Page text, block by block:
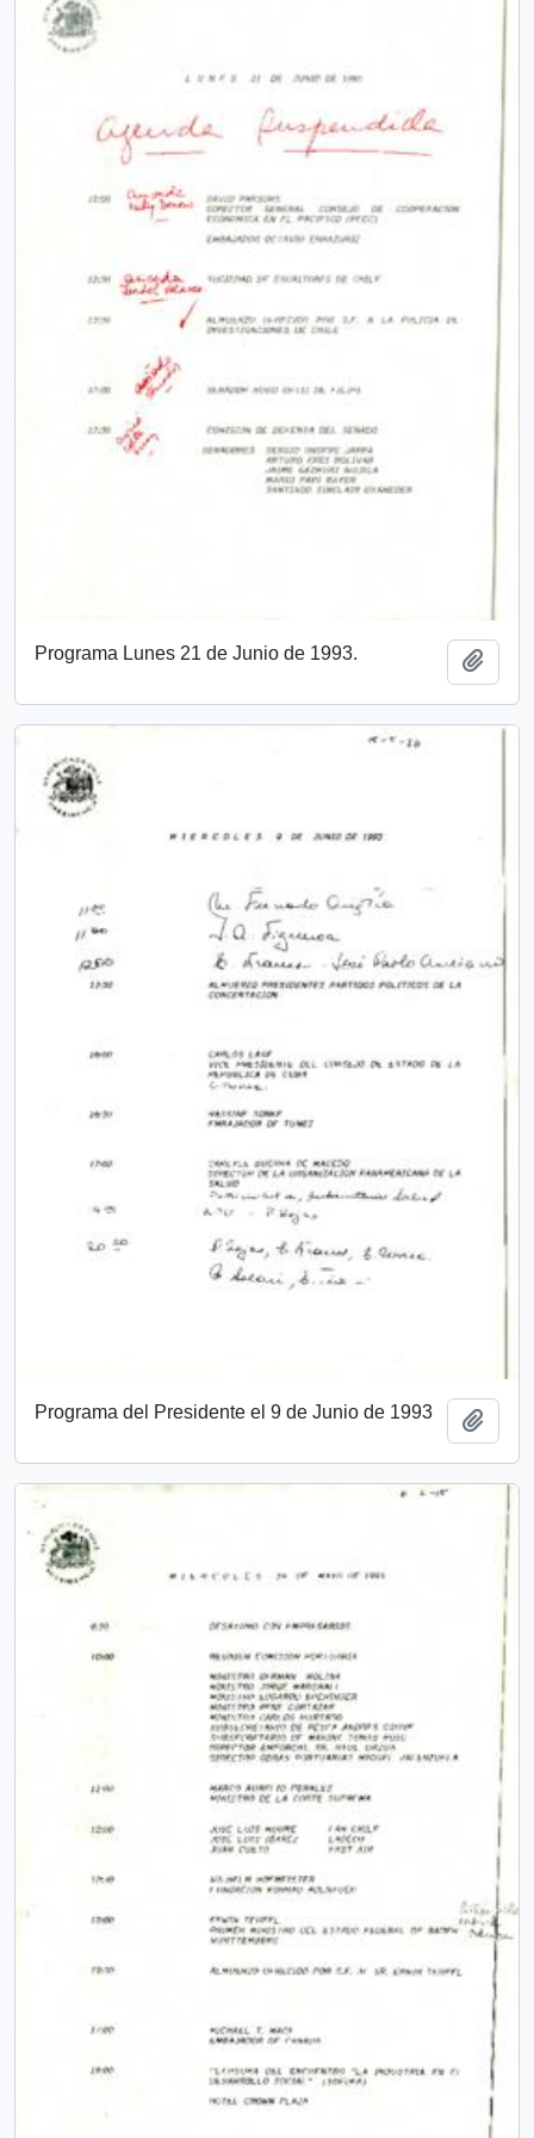
Programa Lunes 21 de Junio de 1993.
Programa del Presidente el 9 de Junio de 1993